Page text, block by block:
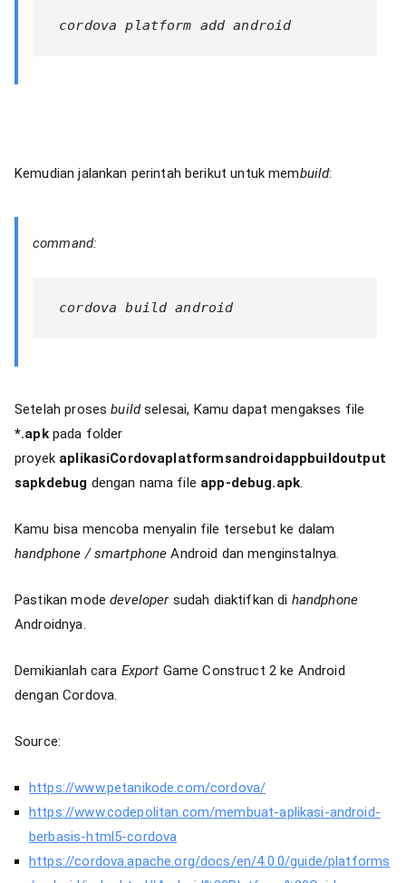
cordova platform add android
Kemudian jalankan perintah berikut untuk membuild:
command:
cordova build android
Setelah prosesbuildselesai, Kamu dapat mengakses file
*.apkpada folder
proyek aplikasiCordovaplatformsandroidappbuildoutput
sapkdebug dengan nama file app-debug.apk.
Kamu bisa mencoba menyalin file tersebut ke dalam
handphone / smartphoneAndroid dan menginstalnya.
Pastikan modedeveloper sudah diaktifkan di handphone
Androidnya.
Demikianlah cara Export Game Construct 2 ke Android
dengan Cordova.
Source:
https://www.petanikode.com/cordova/
https://www.codepolitan.com/membuat-aplikasi-android-
berbasis-html5-cordova
https://cordova.apache.org/docs/en/4.0.0/guide/platforms